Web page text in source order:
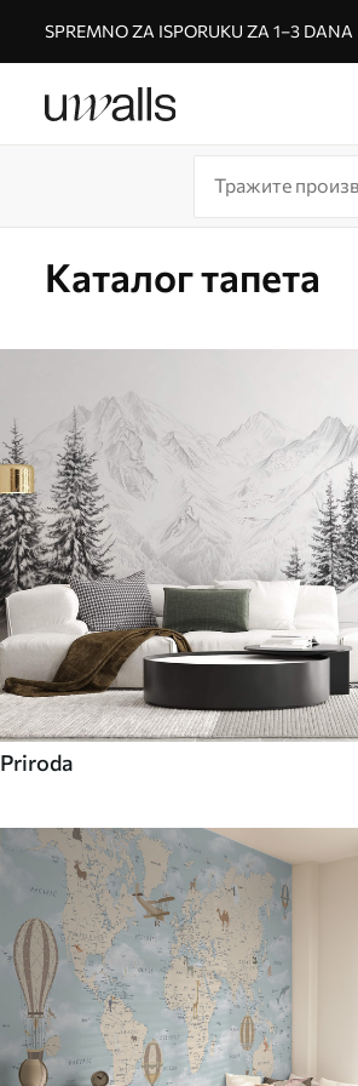
SPREMNO ZA ISPORUKU ZA 1–3 DANA
Каталог тапета
Priroda